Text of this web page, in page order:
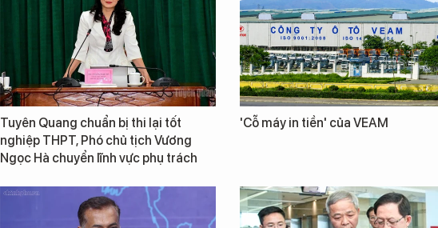
Tuyên Quang chuẩn bị thi lại tốt
nghiệp THPT, Phó chủ tịch Vương
Ngọc Hà chuyển lĩnh vực phụ trách
'Cỗ máy in tiền' của VEAM